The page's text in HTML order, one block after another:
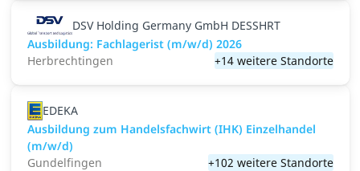
DSV Holding Germany GmbH DESSHRT
Ausbildung: Fachlagerist (m/w/d) 2026
Herbrechtingen
+14 weitere Standorte
EDEKA
Ausbildung zum Handelsfachwirt (IHK) Einzelhandel
(m/w/d)
Gundelfingen
+102 weitere Standorte